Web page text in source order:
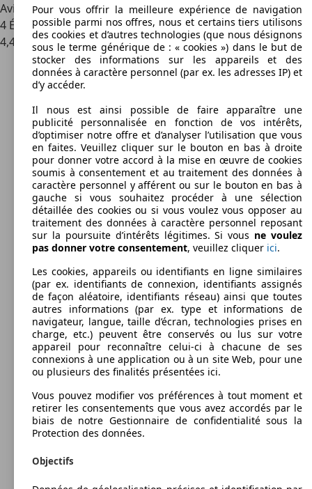
Avis sur le véhicule SsangYong REXTON
4 Évaluations
4,4
Pour vous offrir la meilleure expérience de navigation
possible parmi nos offres, nous et certains tiers utilisons
des cookies et d’autres technologies (que nous désignons
sous le terme générique de : « cookies ») dans le but de
stocker des informations sur les appareils et des
données à caractère personnel (par ex. les adresses IP) et
d’y accéder.
Il nous est ainsi possible de faire apparaître une
publicité personnalisée en fonction de vos intérêts,
d’optimiser notre offre et d’analyser l’utilisation que vous
en faites. Veuillez cliquer sur le bouton en bas à droite
pour donner votre accord à la mise en œuvre de cookies
soumis à consentement et au traitement des données à
caractère personnel y afférent ou sur le bouton en bas à
gauche si vous souhaitez procéder à une sélection
détaillée des cookies ou si vous voulez vous opposer au
traitement des données à caractère personnel reposant
sur la poursuite d’intérêts légitimes. Si vous ne voulez
pas donner votre consentement, veuillez cliquer ici.
Les cookies, appareils ou identifiants en ligne similaires
(par ex. identifiants de connexion, identifiants assignés
de façon aléatoire, identifiants réseau) ainsi que toutes
autres informations (par ex. type et informations de
navigateur, langue, taille d’écran, technologies prises en
charge, etc.) peuvent être conservés ou lus sur votre
appareil pour reconnaître celui-ci à chacune de ses
connexions à une application ou à un site Web, pour une
ou plusieurs des finalités présentées ici.
Vous pouvez modifier vos préférences à tout moment et
retirer les consentements que vous avez accordés par le
biais de notre Gestionnaire de confidentialité sous la
Protection des données.
Objectifs